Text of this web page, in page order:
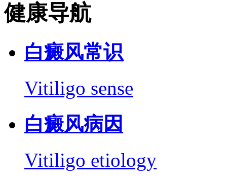
健康导航
白癜风常识
Vitiligo sense
白癜风病因
Vitiligo etiology